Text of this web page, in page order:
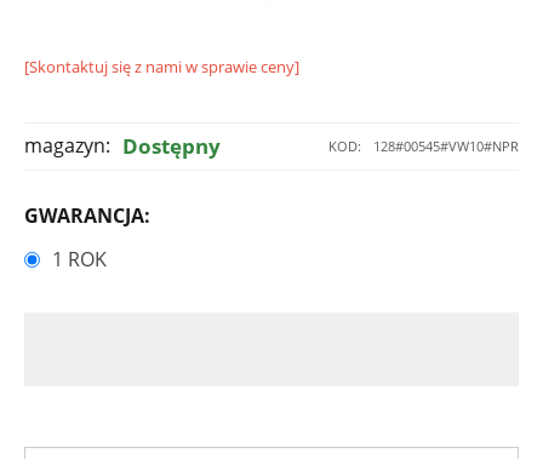
[Skontaktuj się z nami w sprawie ceny]
KOD: 128#00545#VW10#NPR
magazyn: Dostępny
GWARANCJA:
1 ROK